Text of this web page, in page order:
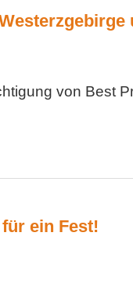
von Best
ein Fest!